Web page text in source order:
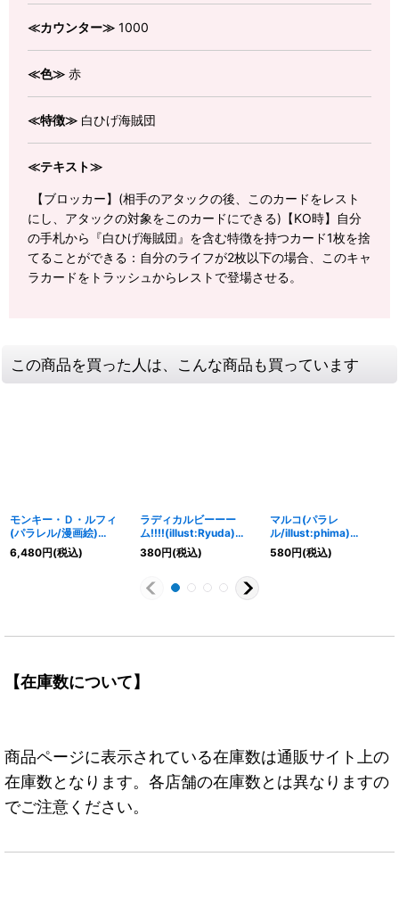
≪カウンター≫ 1000
≪色≫ 赤
≪特徴≫ 白ひげ海賊団
≪テキスト≫
【ブロッカー】(相手のアタックの後、このカードをレスト
にし、アタックの対象をこのカードにできる)【KO時】自分
の手札から『白ひげ海賊団』を含む特徴を持つカード1枚を捨
てることができる：自分のライフが2枚以下の場合、このキャ
ラカードをトラッシュからレストで登場させる。
この商品を買った人は、こんな商品も買っています
モンキー・Ｄ・ルフィ
(パラレル/漫画絵)
【L/P】{OP13-001}
6,480円(税込)
ラディカルビーーー
ム!!!!(illust:Ryuda)
【UC】{OP01-029}
380円(税込)
マルコ(パラレ
ル/illust:phima)
【R/P】{OP02-018}
580円(税込)
【在庫数について】
商品ページに表示されている在庫数は通販サイト上の
在庫数となります。各店舗の在庫数とは異なりますの
でご注意ください。